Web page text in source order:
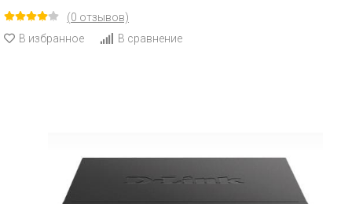
(0 отзывов)
В избранное
В сравнение